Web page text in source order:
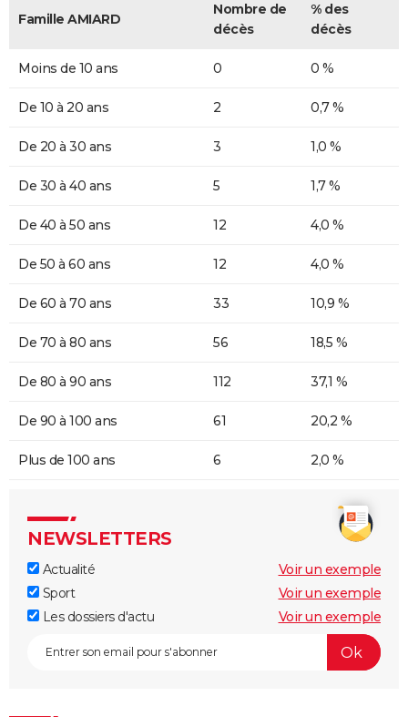
Famille AMIARD
Nombre de
décès
% des
décès
Moins de 10 ans 0 0 %
De 10 à 20 ans 2 0,7 %
De 20 à 30 ans 3 1,0 %
De 30 à 40 ans 5 1,7 %
De 40 à 50 ans 12 4,0 %
De 50 à 60 ans 12 4,0 %
De 60 à 70 ans 33 10,9 %
De 70 à 80 ans 56 18,5 %
De 80 à 90 ans 112 37,1 %
De 90 à 100 ans 61 20,2 %
Plus de 100 ans 6 2,0 %
NEWSLETTERS
Actualité
Voir un exemple
Sport
Voir un exemple
Les dossiers d'actu
Voir un exemple